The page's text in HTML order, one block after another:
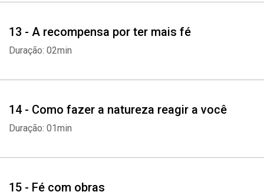
13 - A recompensa por ter mais fé
Duração: 02min
14 - Como fazer a natureza reagir a você
Duração: 01min
15 - Fé com obras